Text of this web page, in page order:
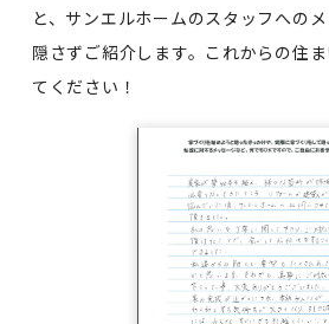
と、 サンエルホームのスタッフへの
隠さずご紹介します。 これからの住
てください！